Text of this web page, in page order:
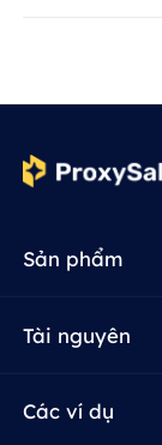
Sản phẩm
Tài nguyên
Các ví dụ